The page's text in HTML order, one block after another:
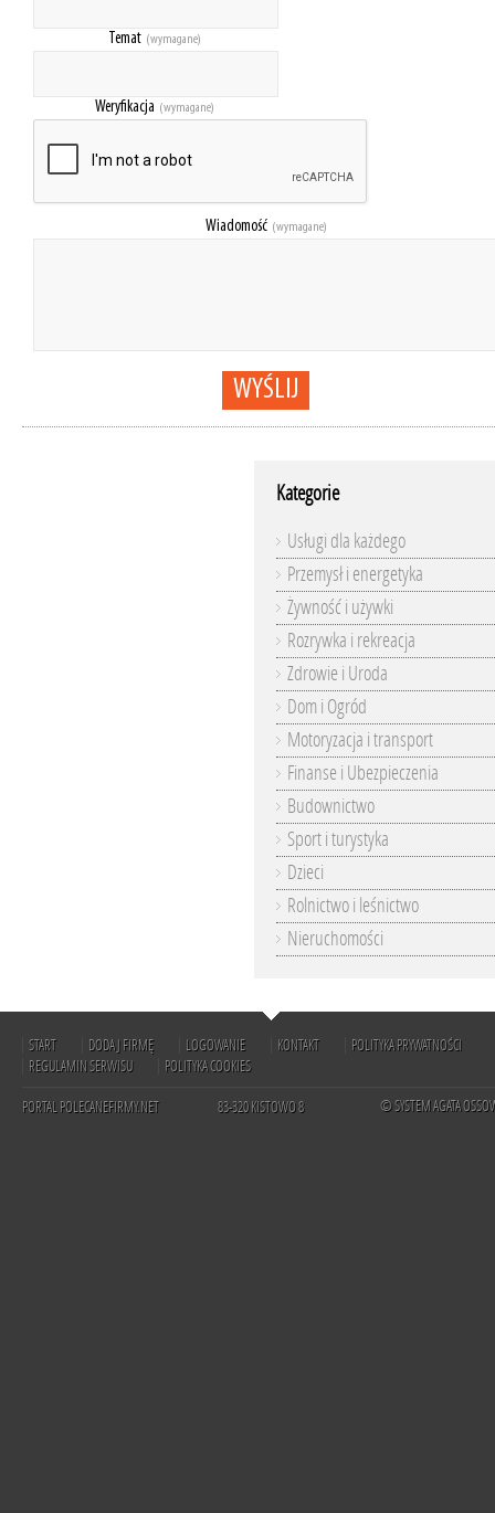
Temat (wymagane)
Weryfikacja (wymagane)
Wiadomość (wymagane)
WYŚLIJ
Kategorie
Usługi dla każdego
Przemysł i energetyka
Żywność i używki
Rozrywka i rekreacja
Zdrowie i Uroda
Dom i Ogród
Motoryzacja i transport
Finanse i Ubezpieczenia
Budownictwo
Sport i turystyka
Dzieci
Rolnictwo i leśnictwo
Nieruchomości
START DODAJ FIRMĘ LOGOWANIE KONTAKT
POLITYKA PRYWATNOŚCI
REGULAMIN SERWISU
POLITYKA COOKIES
PORTAL POLECANEFIRMY.NET 83-320 KISTOWO 8 © SYSTEM AGATA